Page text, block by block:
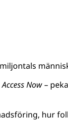
Access Now–
hur